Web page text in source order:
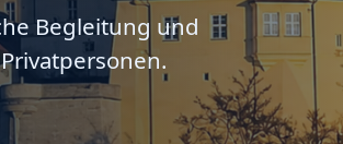
Begleitung und